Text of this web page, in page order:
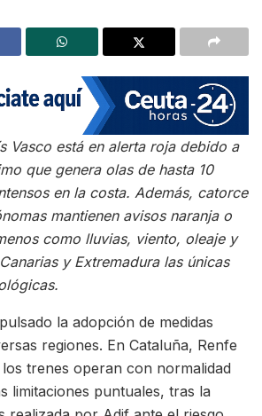
Vasco está en alerta roja debido a
que genera olas de hasta 10
en la costa. Además, catorce
mantienen avisos naranja o
como lluvias, viento, oleaje y
y Extremadura las únicas
la adopción de medidas
regiones. En Cataluña, Renfe
trenes operan con normalidad
limitaciones puntuales, tras la